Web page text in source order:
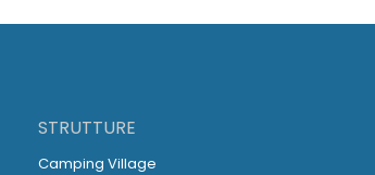
STRUTTURE
Camping Village